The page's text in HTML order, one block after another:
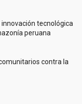
tecnológica
peruana
contra la